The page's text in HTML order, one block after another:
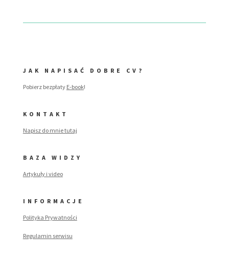
JAK NAPISAĆ DOBRE CV?
Pobierz bezpłaty E-book!
KONTAKT
Napisz do mnie tutaj
BAZA WIDZY
Artykuły i video
INFORMACJE
Polityka Prywatności
Regulamin serwisu